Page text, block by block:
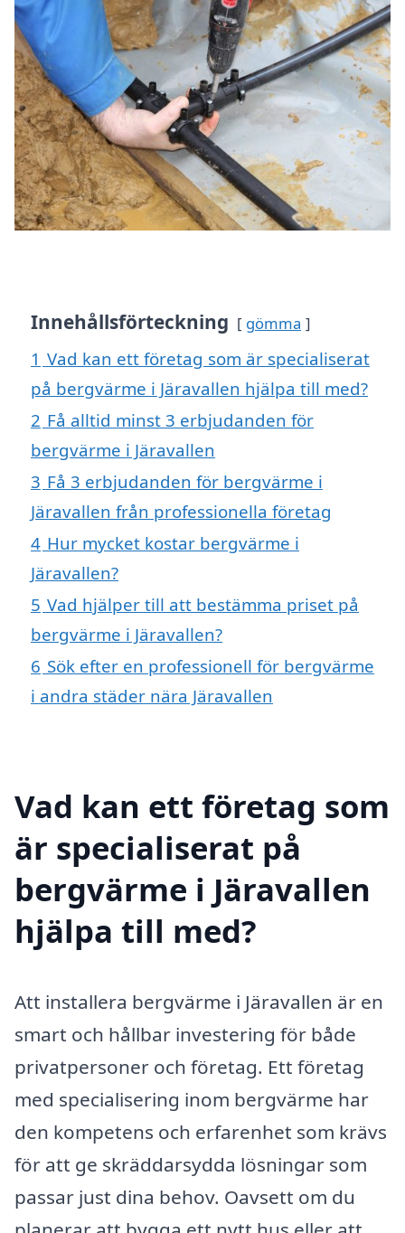
Innehållsförteckning gömma
1 Vad kan ett företag som är specialiserat
på bergvärme i Järavallen hjälpa till med?
2 Få alltid minst 3 erbjudanden för
bergvärme i Järavallen
3 Få 3 erbjudanden för bergvärme i
Järavallen från professionella företag
4 Hur mycket kostar bergvärme i
Järavallen?
5 Vad hjälper till att bestämma priset på
bergvärme i Järavallen?
6 Sök efter en professionell för bergvärme
i andra städer nära Järavallen
Vad kan ett företag som
är specialiserat på
bergvärme i Järavallen
hjälpa till med?
Att installera bergvärme i Järavallen är en
smart och hållbar investering för både
privatpersoner och företag. Ett företag
med specialisering inom bergvärme har
den kompetens och erfarenhet som krävs
för att ge skräddarsydda lösningar som
passar just dina behov. Oavsett om du